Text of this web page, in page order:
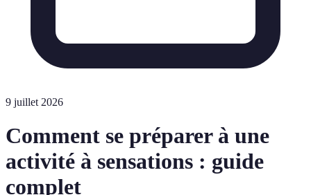
9 juillet 2026
Comment se préparer à une
activité à sensations : guide
complet